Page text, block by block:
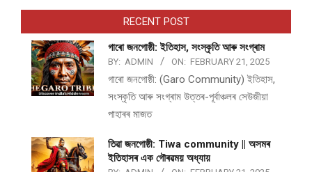
RECENT POST
গাৰো জনগোষ্ঠী: ইতিহাস, সংস্কৃতি আৰু সংগ্ৰাম
BY: ADMIN ON: FEBRUARY 21, 2025
গাৰো জনগোষ্ঠী: (Garo Community) ইতিহাস,
সংস্কৃতি আৰু সংগ্ৰাম উত্তৰ-পূৰ্বাঞ্চলৰ সেউজীয়া
পাহাৰৰ মাজত
তিৱা জনগোষ্ঠী: Tiwa community || অসমৰ
ইতিহাসৰ এক গৌৰৱময় অধ্যায়